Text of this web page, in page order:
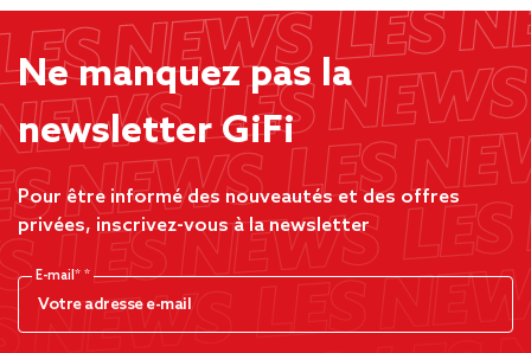
Ne manquez pas la
newsletter GiFi
Pour être informé des nouveautés et des offres
privées, inscrivez-vous à la newsletter
E-mail*